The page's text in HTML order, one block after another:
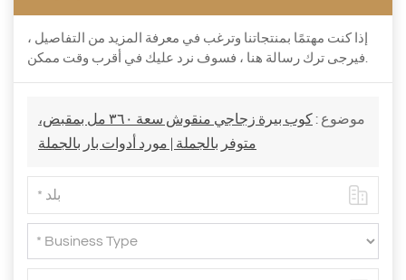
إذا كنت مهتمًا بمنتجاتنا وترغب في معرفة المزيد من التفاصيل ،
فيرجى ترك رسالة هنا ، فسوف نرد عليك في أقرب وقت ممكن.
موضوع :
كوب بيرة زجاجي منقوش سعة ٣٦٠ مل بمقبض،
متوفر بالجملة | مورد أدوات بار بالجملة